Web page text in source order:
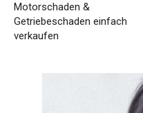
Motorschaden &
Getriebeschaden einfach
verkaufen